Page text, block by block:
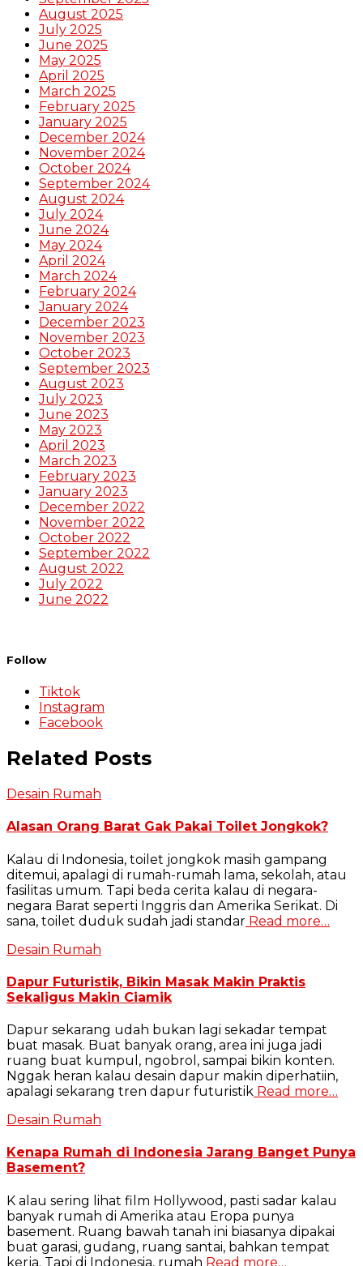
August 2025
July 2025
June 2025
May 2025
April 2025
March 2025
February 2025
January 2025
December 2024
November 2024
October 2024
September 2024
August 2024
July 2024
June 2024
May 2024
April 2024
March 2024
February 2024
January 2024
December 2023
November 2023
October 2023
September 2023
August 2023
July 2023
June 2023
May 2023
April 2023
March 2023
February 2023
January 2023
December 2022
November 2022
October 2022
September 2022
August 2022
July 2022
June 2022
Follow
Tiktok
Instagram
Facebook
Related Posts
Desain Rumah
Alasan Orang Barat Gak Pakai Toilet Jongkok?
Kalau di Indonesia, toilet jongkok masih gampang
ditemui, apalagi di rumah-rumah lama, sekolah, atau
fasilitas umum. Tapi beda cerita kalau di negara-
negara Barat seperti Inggris dan Amerika Serikat. Di
sana, toilet duduk sudah jadi standar Read more…
Desain Rumah
Dapur Futuristik, Bikin Masak Makin Praktis
Sekaligus Makin Ciamik
Dapur sekarang udah bukan lagi sekadar tempat
buat masak. Buat banyak orang, area ini juga jadi
ruang buat kumpul, ngobrol, sampai bikin konten.
Nggak heran kalau desain dapur makin diperhatiin,
apalagi sekarang tren dapur futuristik Read more…
Desain Rumah
Kenapa Rumah di Indonesia Jarang Banget Punya
Basement?
K alau sering lihat film Hollywood, pasti sadar kalau
banyak rumah di Amerika atau Eropa punya
basement. Ruang bawah tanah ini biasanya dipakai
buat garasi, gudang, ruang santai, bahkan tempat
kerja. Tapi di Indonesia, rumah Read more…